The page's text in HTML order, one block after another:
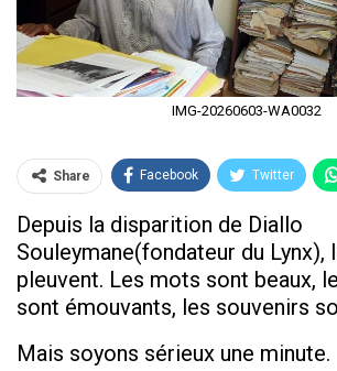
IMG-20260603-WA0032
Share Facebook Twitter
Depuis la disparition de Diallo
Souleymane(fondateur du Lynx),
pleuvent. Les mots sont beaux,
sont émouvants, les souvenirs
Mais soyons sérieux une minute.